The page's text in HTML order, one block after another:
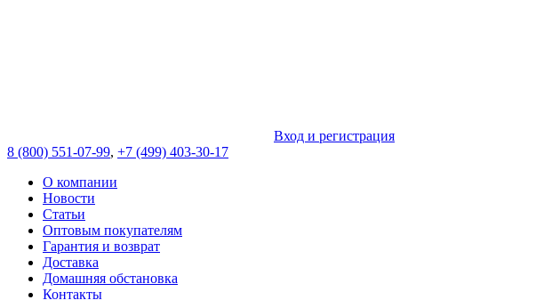
Вход и регистрация
8 (800) 551-07-99, +7 (499) 403-30-17
О компании
Новости
Статьи
Оптовым покупателям
Гарантия и возврат
Доставка
Домашняя обстановка
Контакты